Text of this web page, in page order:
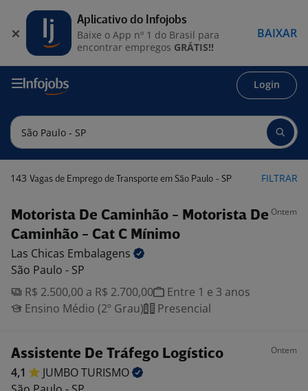
Login
143 Vagas de Emprego de Transporte em São Paulo - SP FILTRAR
Motorista De Caminhão - Motorista De
Caminhão - Cat C Mínimo
Ontem
Las Chicas Embalagens
São Paulo - SP
R$ 2.500,00 a R$ 2.700,00
Entre 1 e 3 anos
Ensino Médio (2º Grau)
Presencial
Assistente De Tráfego Logístico Ontem
4,1 JUMBOTURISMO
Aplicativo do Infojobs
Baixe o App nº 1 do Brasil para
encontrar empregos GRÁTIS!!
BAIXAR